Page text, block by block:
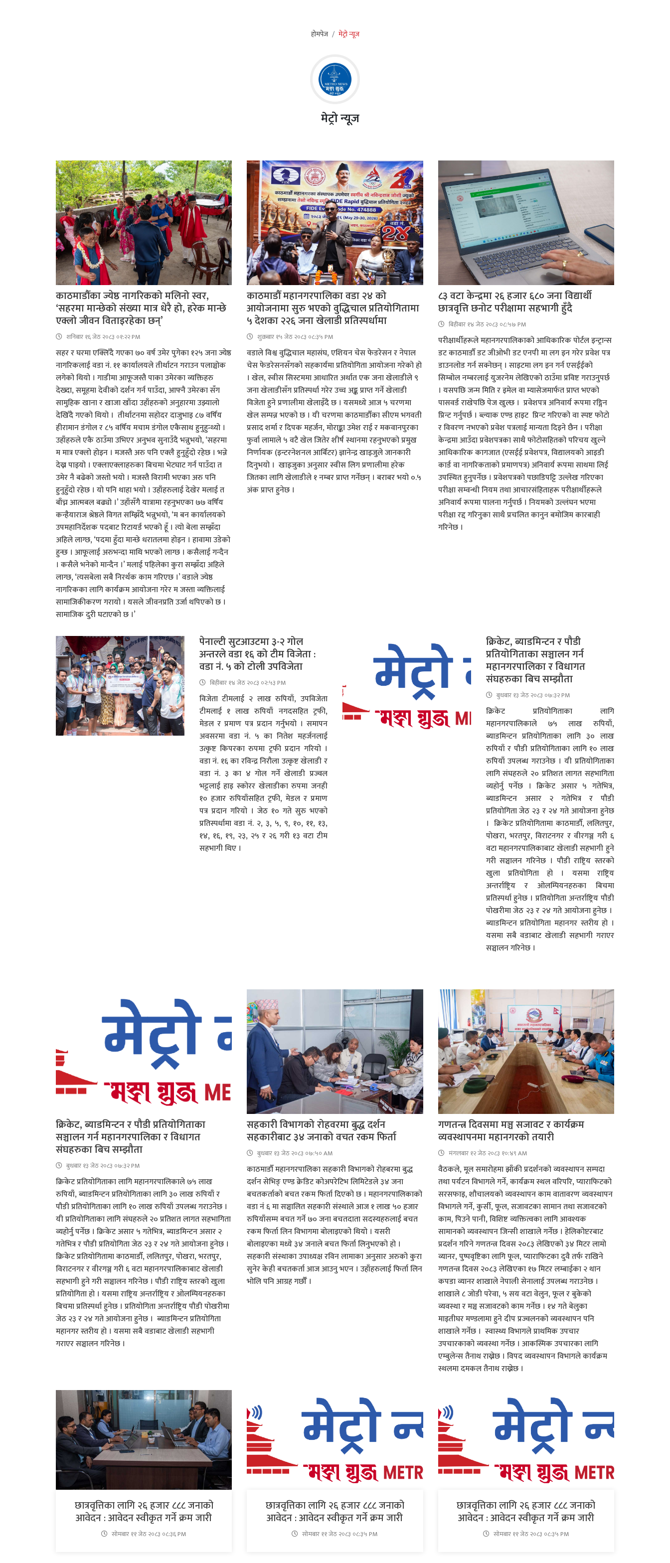
होमपेज मेट्रो न्यूज
मेट्रो न्यूज
काठमाडौँका ज्येष्ठ नागरिकको मलिनो स्वर,
‘सहरमा मान्छेको संख्या मात्र धेरै हो, हरेक मान्छे
एक्लो जीवन विताइरहेका छन्’
शनिबार १६ जेठ २०८३ ०१:२२ PM
सहर र घरमा एक्लिँदै गएका ७० वर्ष उमेर पुगेका १२५ जना ज्येष्ठ
नागरिकलाई वडा नं. ११ कार्यालयले तीर्थाटन गराउन पलाञ्चोक
लगेको थियो । गाडीमा आफूजस्तै पाका उमेरका व्यक्तिहरु
देख्दा, समूहमा देवीको दर्शन गर्न पाउँदा, आफ्नै उमेरका सँग
सामुहिक खाना र खाजा खाँदा उहाँहरुको अनुहारमा उझ्यालो
देखिँदै गएको थियो । तीर्थाटनमा सहोदर दाजुभाइ ८७ वर्षिय
हीरामान डंगोल र ८५ वर्षिय मचाम डंगोल एकैसाथ हुनुहुन्थ्यो ।
उहाँहरुले एकै ठाउँमा उभिएर अनुभव सुनाउँदै भन्नुभयो, ‘सहरमा
म मात्र एक्लो होइन । मजस्तै अरु पनि एक्लै हुनुहुँदो रहेछ । भन्ने
देख्न पाइयो । एक्लाएक्लाहरुका बिचमा भेटघाट गर्न पाउँदा त
उमेर नै बढेको जस्तो भयो । मजस्तै विरामी भएका अरु पनि
हुनुहुँदो रहेछ । यो पनि थाहा भयो । उहाँहरुलाई देखेर मलाई त
बाँच्न आत्मबल बढ्यो ।’ उहाँसँगै यात्रामा रहनुभएका ७७ वर्षिय
कन्हैयाराज श्रेष्ठले विगत सम्झिँदै भन्नुभयो, ‘म बन कार्यालयको
उपमहानिर्देशक पदबाट रिटायर्ड भएको हूँ । त्यो बेला सम्झँदा
अहिले लाग्छ, ‘पदमा हुँदा मान्छे धरातलमा होइन । हावामा उडेको
हुन्छ । आफूलाई अरुभन्दा माथि भएको लाग्छ । कसैलाई गन्दैन
। कसैले भनेको मान्दैन ।’ मलाई पहिलेका कुरा सम्झँदा अहिले
लाग्छ, ‘त्यसबेला सबै निरर्थक काम गरिएछ ।’ वडाले ज्येष्ठ
नागरिकका लागि कार्यक्रम आयोजना गरेर म जस्ता व्यक्तिलाई
सामाजिकीकरण गरायो । यसले जीवनप्रति उर्जा थपिएको छ ।
सामाजिक दुरी घटाएको छ ।’
काठमाडौँ महानगरपालिका वडा २४ को
आयोजनामा सुरु भएको वुद्धिचाल प्रतियोगितामा
५ देशका २२६ जना खेलाडी प्रतिस्पर्धामा
शुक्रबार​ १५ जेठ २०८३ ०८:३५ PM
वडाले विश्व वुद्धिचाल महासंघ, एशियन चेस फेडरेसन र नेपाल
चेस फेडरेसनसँगको सहकार्यमा प्रतियोगिता आयोजना गरेको हो
। खेल, स्वीस सिस्टममा आधारित अर्थात एक जना खेलाडीले ९
जना खेलाडीसँग प्रतिस्पर्धा गरेर उच्च अङ्क प्राप्त गर्ने खेलाडी
विजेता हुने प्रणालीमा खेलाइँदै छ । यसमध्ये आज ५ चरणमा
खेल सम्पन्न भएको छ । यी चरणमा काठमाडौँका सीएम भगवती
प्रसाद शर्मा र दिपक महर्जन, मोराङ्का उमेश राई र मकवानपुरका
फुर्वा लामाले ५ वटै खेल जितेर शीर्ष स्थानमा रहनुभएको प्रमुख
निर्णायक (इन्टरनेशनल आर्बिटर) ज्ञानेन्द्र खाइजुले जानकारी
दिनुभयो । खाइजुका अनुसार स्वीस लिग प्रणालीमा हरेक
जितका लागि खेलाडीले १ नम्बर प्राप्त गर्नेछन् । बराबर भयो ०.५
अंक प्राप्त हुनेछ ।
८३ वटा केन्द्रमा २६ हजार ६८० जना विद्यार्थी
छात्रवृत्ति छनोट परीक्षामा सहभागी हुँदै
बिहीबार १४ जेठ २०८३ ०८:५७ PM
परीक्षार्थीहरूले महानगरपालिकाको आधिकारिक पोर्टल इन्ट्रान्स
डट काठमाडौँ डट जीओभी डट एनपी मा लग इन गरेर प्रवेश पत्र
डाउनलोड गर्न सक्नेछन् । साइटमा लग इन गर्न एसईईको
सिम्बोल नम्बरलाई युजरनेम लेखिएको ठाउँमा प्रविष्ट गराउनुपर्छ
। यसपछि जन्म मिति र इमेल वा म्यासेजमार्फत प्राप्त भएको
पासवर्ड राखेपछि पेज खुल्छ । प्रवेशपत्र अनिवार्य रूपमा रङ्गिन
प्रिन्ट गर्नुपर्छ । ब्ल्याक एण्ड हाइट प्रिन्ट गरिएको वा स्पष्ट फोटो
र विवरण नभएको प्रवेश पत्रलाई मान्यता दिइने छैन । परीक्षा
केन्द्रमा आउँदा प्रवेशपत्रका साथै फोटोसहितको परिचय खुल्ने
आधिकारिक कागजात (एसईई प्रवेशपत्र, विद्यालयको आइडी
कार्ड वा नागरिकताको प्रमाणपत्र) अनिवार्य रूपमा साथमा लिई
उपस्थित हुनुपर्नेछ । प्रवेशपत्रको पछाडिपट्टि उल्लेख गरिएका
परीक्षा सम्वन्धी नियम तथा आचारसंहिताहरू परीक्षार्थीहरूले
अनिवार्य रूपमा पालना गर्नुपर्छ । नियमको उल्लंघन भएमा
परीक्षा रद्द गरिनुका साथै प्रचलित कानुन बमोजिम कारबाही
गरिनेछ ।
पेनाल्टी सुटआउटमा ३-२ गोल
अन्तरले वडा १६ को टीम विजेता :
वडा नं. ५ को टोली उपविजेता
बिहीबार १४ जेठ २०८३ ०२:५३ PM
विजेता टीमलाई २ लाख रुपियाँ, उपविजेता
टीमलाई १ लाख रुपियाँ नगदसहित ट्रफी,
मेडल र प्रमाण पत्र प्रदान गर्नुभयो । समापन
अवसरमा वडा नं. ५ का नितेश महर्जनलाई
उत्कृष्ट किपरका रुपमा ट्रफी प्रदान गरियो ।
वडा नं. १६ का रविन्द्र निरौला उत्कृष्ट खेलाडी र
वडा नं. ३ का ४ गोल गर्ने खेलाडी प्रज्वल
भट्टलाई हाइ स्कोरर खेलाडीका रुपमा जनही
१० हजार रुपियाँसहित ट्रफी, मेडल र प्रमाण
पत्र प्रदान गरियो । जेठ १० गते सुरु भएको
प्रतिस्पर्धामा वडा नं. २, ३, ५, ९, १०, ११, १३,
१४, १६, १९, २३, २५ र २६ गरी १३ वटा टीम
सहभागी थिए ।
क्रिकेट, ब्याडमिन्टन र पौडी
प्रतियोगिताका सञ्चालन गर्न
महानगरपालिका र विधागत
संघहरुका बिच सम्झौता
बुधबार १३ जेठ २०८३ ०७:३२ PM
क्रिकेट प्रतियोगिताका लागि
महानगरपालिकाले ७५ लाख रुपियाँ,
ब्याडमिन्टन प्रतियोगिताका लागि ३० लाख
रुपियाँ र पौडी प्रतियोगिताका लागि १० लाख
रुपियाँ उपलब्ध गराउनेछ । यी प्रतियोगिताका
लागि संघहरुले २० प्रतिशत लागत सहभागिता
व्यहोर्नु पर्नेछ । क्रिकेट असार ५ गतेभित्र,
ब्याडमिन्टन असार २ गतेभित्र र पौडी
प्रतियोगिता जेठ २३ र २४ गते आयोजना हुनेछ
। क्रिकेट प्रतियोगितामा काठमाडौँ, ललितपुर,
पोखरा, भरतपुर, विराटनगर र वीरगञ्ज गरी ६
वटा महानगरपालिकाबाट खेलाडी सहभागी हुने
गरी सञ्चालन गरिनेछ । पौडी राष्ट्रिय स्तरको
खुला प्रतियोगिता हो । यसमा राष्ट्रिय
अन्तर्राष्ट्रिय र ओलम्पियनहरुका बिचमा
प्रतिस्पर्धा हुनेछ । प्रतियोगिता अन्तर्राष्ट्रिय पौडी
पोखरीमा जेठ २३ र २४ गते आयोजना हुनेछ ।
ब्याडमिन्टन प्रतियोगिता महानगर स्तरीय हो ।
यसमा सबै वडाबाट खेलाडी सहभागी गराएर
सञ्चालन गरिनेछ ।
क्रिकेट, ब्याडमिन्टन र पौडी प्रतियोगिताका
सञ्चालन गर्न महानगरपालिका र विधागत
संघहरुका बिच सम्झौता
बुधबार १३ जेठ २०८३ ०७:३२ PM
क्रिकेट प्रतियोगिताका लागि महानगरपालिकाले ७५ लाख
रुपियाँ, ब्याडमिन्टन प्रतियोगिताका लागि ३० लाख रुपियाँ र
पौडी प्रतियोगिताका लागि १० लाख रुपियाँ उपलब्ध गराउनेछ ।
यी प्रतियोगिताका लागि संघहरुले २० प्रतिशत लागत सहभागिता
व्यहोर्नु पर्नेछ । क्रिकेट असार ५ गतेभित्र, ब्याडमिन्टन असार २
गतेभित्र र पौडी प्रतियोगिता जेठ २३ र २४ गते आयोजना हुनेछ ।
क्रिकेट प्रतियोगितामा काठमाडौँ, ललितपुर, पोखरा, भरतपुर,
विराटनगर र वीरगञ्ज गरी ६ वटा महानगरपालिकाबाट खेलाडी
सहभागी हुने गरी सञ्चालन गरिनेछ । पौडी राष्ट्रिय स्तरको खुला
प्रतियोगिता हो । यसमा राष्ट्रिय अन्तर्राष्ट्रिय र ओलम्पियनहरुका
बिचमा प्रतिस्पर्धा हुनेछ । प्रतियोगिता अन्तर्राष्ट्रिय पौडी पोखरीमा
जेठ २३ र २४ गते आयोजना हुनेछ । ब्याडमिन्टन प्रतियोगिता
महानगर स्तरीय हो । यसमा सबै वडाबाट खेलाडी सहभागी
गराएर सञ्चालन गरिनेछ ।
सहकारी विभागको रोहवरमा बुद्ध दर्शन
सहकारीबाट ३४ जनाको वचत रकम फिर्ता
बुधबार १३ जेठ २०८३ ०७:५० AM
काठमाडौँ महानगरपालिका सहकारी विभागको रोहबरमा बुद्ध
दर्शन सेभिङ् एण्ड क्रेडिट कोअपरेटिभ लिमिटेडले ३४ जना
बचतकर्ताको बचत रकम फिर्ता दिएको छ । महानगरपालिकाको
वडा नंं ६ मा सञ्चालित सहकारी संस्थाले आज १ लाख ५० हजार
रुपियाँसम्म बचत गर्ने ७० जना बचतदाता सदस्यहरुलाई बचत
रकम फिर्ता लिन विभागमा बोलाइएको थियो । यसरी
बोलाइएका मध्ये ३४ जनाले बचत फिर्ता लिनुभएको हो ।
सहकारी संस्थाका उपाध्यक्ष रविन लामाका अनुसार अरुको कुरा
सुनेर केही बचतकर्ता आज आउनु भएन । उहाँहरुलाई फिर्ता लिन
भोलि पनि आग्रह गर्छौँ ।
गणतन्त्र दिवसमा मञ्च सजावट र कार्यक्रम
व्यवस्थापनमा महानगरको तयारी
मंगलबार १२ जेठ २०८३ १०:४९ AM
वैठकले, मूल समारोहमा झाँकी प्रदर्शनको व्यवस्थापन सम्पदा
तथा पर्यटन विभागले गर्ने, कार्यक्रम स्थल वरिपरि, प्याराफिटको
सरसफाइ, शौचालयको व्यवस्थापन काम वातावरण व्यवस्थापन
विभागले गर्ने, कुर्सी, फूल, सजावटका सामान तथा सजावटको
काम, पिउने पानी, विशिष्ट व्यक्तित्वका लागि आवश्यक
सामानको व्यवस्थापन जिन्सी शाखाले गर्नेछ । हेलिकोप्टरबाट
प्रदर्शन गरिने गणतन्त्र दिवस २०८३ लेखिएको ३४ मिटर लामो
व्यानर, पुष्पवृष्टिका लागि फूल, प्याराफिटका दुवै तर्फ राखिने
गणतन्त्र दिवस २०८३ लेखिएका १७ मिटर लम्बाईका २ थान
कपडा व्यानर शाखाले नेपाली सेनालाई उपलब्ध गराउनेछ ।
शाखाले ८ जोडी परेवा, ५ सय वटा वेलुन, फूल र बुकेको
व्यवस्था र मञ्च सजावटको काम गर्नेछ । १४ गते बेलुका
माइतीघर मण्डलामा हुने दीप प्रज्वलनको व्यवस्थापन पनि
शाखाले गर्नेछ । स्वास्थ्य विभागले प्राथमिक उपचार
उपचारकाको व्यवस्था गर्नेछ । आकस्मिक उपचारका लागि
एम्बुलेन्स तैनाथ राख्नेछ । विपद व्यवस्थापन विभागले कार्यक्रम
स्थलमा दमकल तैनाथ राख्नेछ ।
छात्रवृत्तिका लागि २६ हजार ८८८ जनाको
आवेदन : आवेदन स्वीकृत गर्ने क्रम जारी
सोमबार ११ जेठ २०८३ ०८:३६ PM
छात्रवृत्तिका लागि २६ हजार ८८८ जनाको
आवेदन : आवेदन स्वीकृत गर्ने क्रम जारी
सोमबार ११ जेठ २०८३ ०८:३५ PM
छात्रवृत्तिका लागि २६ हजार ८८८ जनाको
आवेदन : आवेदन स्वीकृत गर्ने क्रम जारी
सोमबार ११ जेठ २०८३ ०८:३५ PM